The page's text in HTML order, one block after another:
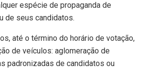
espécie de propaganda de
de seus candidatos.
até o término do horário de votação,
de veículos: aglomeração de
padronizadas de candidatos ou